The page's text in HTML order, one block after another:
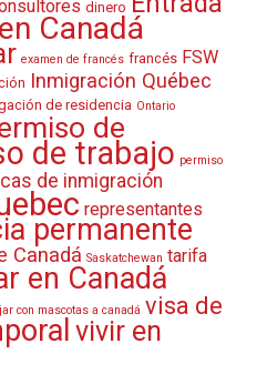
dinero
Canadá
examen de francés francés FSW
Inmigración Québec
de residencia Ontario
de
de trabajo permiso
de inmigración
representantes
permanente
Canadá Saskatchewan tarifa
en Canadá
con mascotas a canadá visa de
vivir en